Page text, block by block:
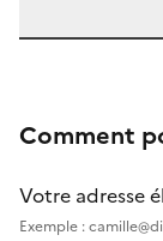
Comment
Votre adresse
Exemple :